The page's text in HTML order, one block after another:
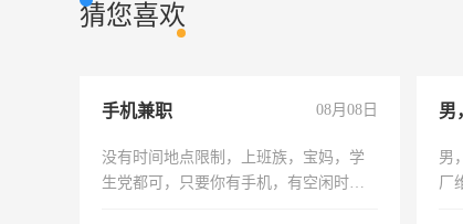
猜您喜欢
手机兼职 08月08日
没有时间地点限制，上班族，宝妈，学
生党都可，只要你有手机，有空闲时
男
男
厂